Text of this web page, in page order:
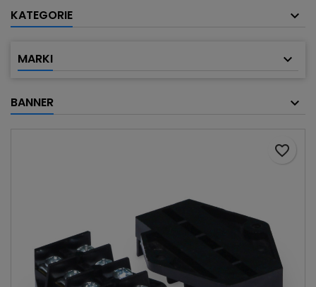
KATEGORIE
MARKI
BANNER
favorite_border